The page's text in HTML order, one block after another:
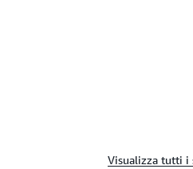
Visualizza tutti i